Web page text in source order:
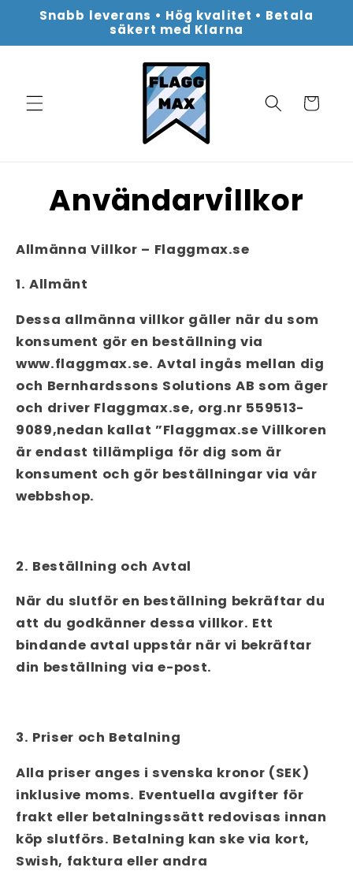
vidare
innehåll
Snabb leverans • Hög kvalitet • Betala
säkert med Klarna
Varukorg
Användarvillkor
Allmänna Villkor – Flaggmax.se
1. Allmänt
Dessa allmänna villkor gäller när du som
konsument gör en beställning via
www.flaggmax.se. Avtal ingås mellan dig
och Bernhardssons Solutions AB som äger
och driver Flaggmax.se, org.nr 559513-
9089,nedan kallat ”Flaggmax.se Villkoren
är endast tillämpliga för dig som är
konsument och gör beställningar via vår
webbshop.
2. Beställning och Avtal
När du slutför en beställning bekräftar du
att du godkänner dessa villkor. Ett
bindande avtal uppstår när vi bekräftar
din beställning via e-post.
3. Priser och Betalning
Alla priser anges i svenska kronor (SEK)
inklusive moms. Eventuella avgifter för
frakt eller betalningssätt redovisas innan
köp slutförs. Betalning kan ske via kort,
Swish, faktura eller andra